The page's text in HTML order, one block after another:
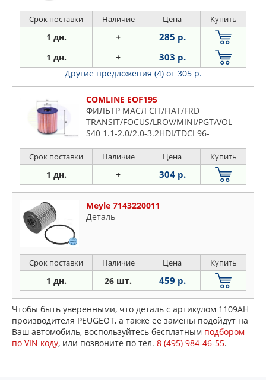
Срок поставки Наличие Цена Купить
1 дн. + 285 р.
1 дн. + 303 р.
Другие предложения (4) от 305 р.
COMLINE EOF195
ФИЛЬТР МАСЛ CIT/FIAT/FRD
TRANSIT/FOCUS/LROV/MINI/PGT/VOL
S40 1.1-2.0/2.0-3.2HDI/TDCI 96-
Срок поставки Наличие Цена Купить
1 дн. + 304 р.
Meyle 7143220011
Деталь
Срок поставки Наличие Цена Купить
1 дн. 26 шт. 459 р.
Чтобы быть уверенными, что деталь с артикулом 1109AH
производителя PEUGEOT, а также ее замены подойдут на
Ваш автомобиль, воспользуйтесь бесплатным подбором
по VIN коду, или позвоните по тел. 8 (495) 984-46-55.